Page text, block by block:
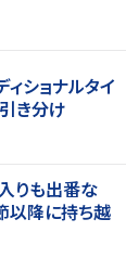
ショナルタイ
き分け
りも出番な
降に持ち越